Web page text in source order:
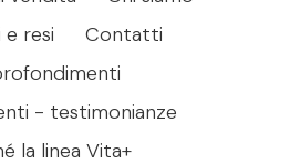
e resi
Contatti
- testimonianze
la linea Vita+